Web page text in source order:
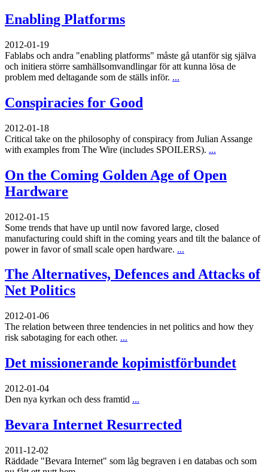
Enabling Platforms
2012-01-19
Fablabs och andra "enabling platforms" måste gå utanför sig själva
och initiera större samhällsomvandlingar för att kunna lösa de
problem med deltagande som de ställs inför. ...
Conspiracies for Good
2012-01-18
Critical take on the philosophy of conspiracy from Julian Assange
with examples from The Wire (includes SPOILERS). ...
On the Coming Golden Age of Open
Hardware
2012-01-15
Some trends that have up until now favored large, closed
manufacturing could shift in the coming years and tilt the balance of
power in favor of small scale open hardware. ...
The Alternatives, Defences and Attacks of
Net Politics
2012-01-06
The relation between three tendencies in net politics and how they
risk sabotaging for each other. ...
Det missionerande kopimistförbundet
2012-01-04
Den nya kyrkan och dess framtid ...
Bevara Internet Resurrected
2011-12-02
Räddade "Bevara Internet" som låg begraven i en databas och som